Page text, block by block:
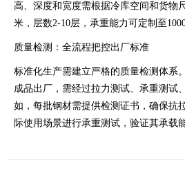
高、深度和宽度需根据冷库空间和货物
米，层数2-10层，承重能力可定制至
质量检测：全流程把控出厂标准
标准化生产需建立严格的质量检测体系
成品出厂，需经过拉力测试、承重测试
如，每批钢材需提供检测证书，确保抗
际使用场景进行承重测试，验证其承载